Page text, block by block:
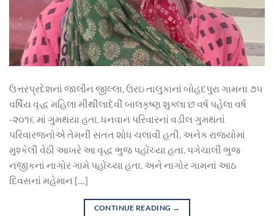
ઉત્તરપ્રદેશનાં જાલૌન જીલ્લા, ઉરઇ તાલુકાનાં બોહદપુરા ગામના ૭૫
વર્ષિય વૃદ્ધ મહિલા મીથીલાદેવી બાલકૃષ્ણ શુક્લા છ વર્ષ પહેલા વર્ષ
-૨૦૧૬ માં ગુમથયા હતા. ધનવાન પરિવારનાં વડીલ ગુમથતાં
પરિવારજનોએ તેમની સતત શોધ ચલાવી હતી. અનેક રાજ્યોમાં
મુશ્કેલી વેઠી આખરે આ વૃદ્ધ ભુજ પહોંચ્યા હતા. પગેચાલી ભુજ
નજીકનાં નાગોર ગામે પહોંચ્યા હતા. અને નાગોર ગામનાં આઠ
દિવસનાં મહેમાન […]
CONTINUE READING →